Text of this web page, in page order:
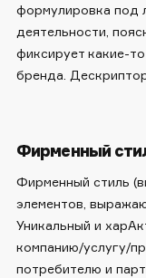
формулировка под
деятельности,
фиксирует какие-
бренда.
Фирменный
Фирменный стиль
элементов,
Уникальный и
компанию/услугу/
потребителю и